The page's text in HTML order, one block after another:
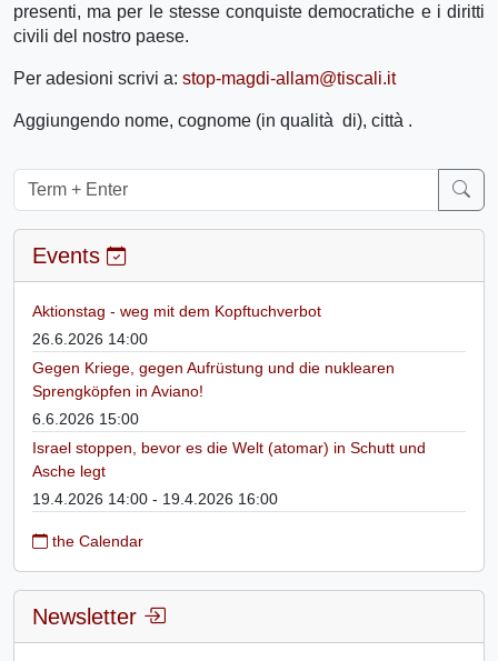
presenti, ma per le stesse conquiste democratiche e i diritti
civili del nostro paese.
Per adesioni scrivi a: stop-magdi-allam@tiscali.it
Aggiungendo nome, cognome (in qualità di), città .
Events
Aktionstag - weg mit dem Kopftuchverbot
26.6.2026 14:00
Gegen Kriege, gegen Aufrüstung und die nuklearen
Sprengköpfen in Aviano!
6.6.2026 15:00
Israel stoppen, bevor es die Welt (atomar) in Schutt und
Asche legt
19.4.2026 14:00 - 19.4.2026 16:00
the Calendar
Newsletter